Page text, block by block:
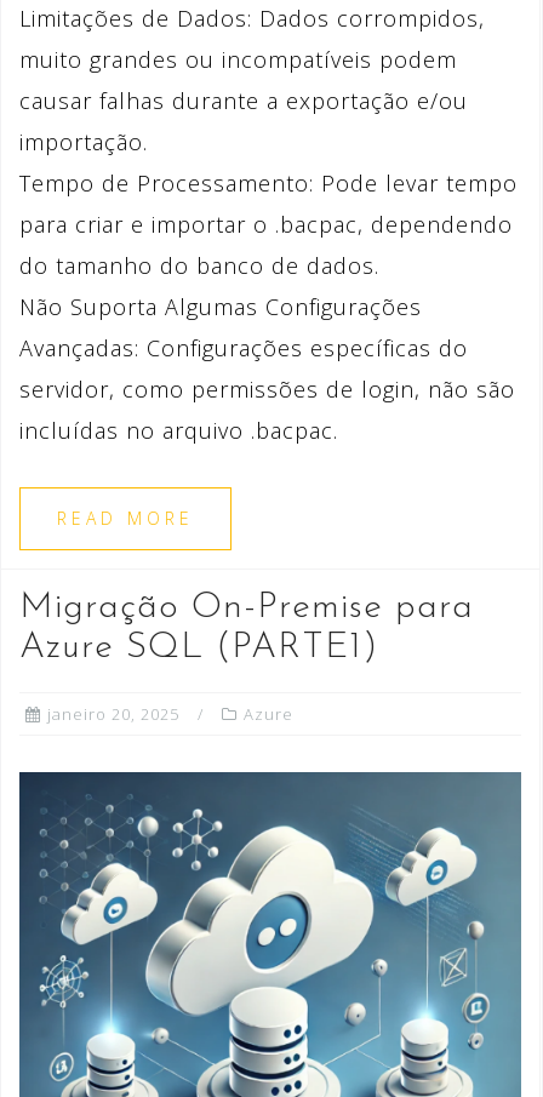
Limitações de Dados: Dados corrompidos,
muito grandes ou incompatíveis podem
causar falhas durante a exportação e/ou
importação.
Tempo de Processamento: Pode levar tempo
para criar e importar o .bacpac, dependendo
do tamanho do banco de dados.
Não Suporta Algumas Configurações
Avançadas: Configurações específicas do
servidor, como permissões de login, não são
incluídas no arquivo .bacpac.
READ MORE
Migração On-Premise para
Azure SQL (PARTE1)
janeiro 20, 2025 Azure